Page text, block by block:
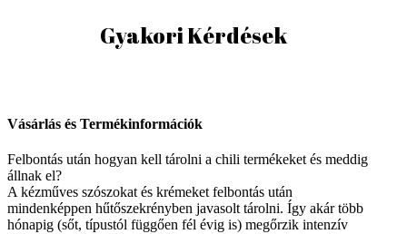
Gyakori Kérdések
Vásárlás és Termékinformációk
Felbontás után hogyan kell tárolni a chili termékeket és meddig
állnak el?
A kézműves szószokat és krémeket felbontás után
mindenképpen hűtőszekrényben javasolt tárolni. Így akár több
hónapig (sőt, típustól függően fél évig is) megőrzik intenzív